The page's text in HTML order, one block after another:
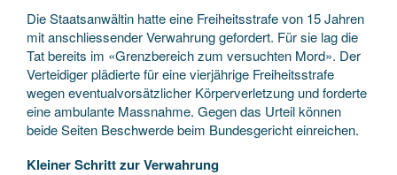
Die Staatsanwältin hatte eine Freiheitsstrafe von 15 Jahren
mit anschliessender Verwahrung gefordert. Für sie lag die
Tat bereits im «Grenzbereich zum versuchten Mord». Der
Verteidiger plädierte für eine vierjährige Freiheitsstrafe
wegen eventualvorsätzlicher Körperverletzung und forderte
eine ambulante Massnahme. Gegen das Urteil können
beide Seiten Beschwerde beim Bundesgericht einreichen.
Kleiner Schritt zur Verwahrung